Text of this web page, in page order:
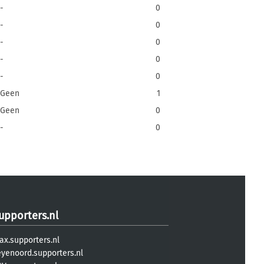
-
0
-
0
-
0
-
0
-
0
Geen
1
Geen
0
- 0